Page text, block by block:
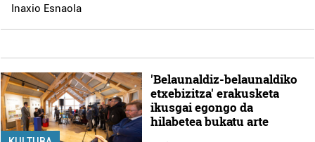
Inaxio Esnaola
'Belaunaldiz-belaunaldiko
etxebizitza' erakusketa
ikusgai egongo da
hilabetea bukatu arte